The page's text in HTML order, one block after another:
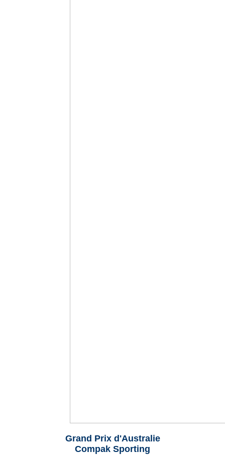
Grand Prix d'Australie
Compak Sporting